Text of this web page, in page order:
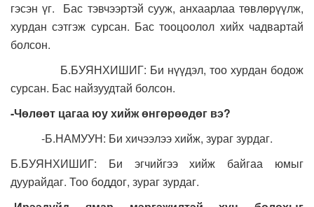
гэсэн үг. Бас тэвчээртэй сууж, анхаарлаа төвлөрүүлж,
хурдан сэтгэж сурсан. Бас тооцоолол хийх чадвартай
болсон.
Б.БУЯНХИШИГ: Би нүүдэл, тоо хурдан бодож
сурсан. Бас найзуудтай болсон.
-Чөлөөт цагаа юу хийж өнгөрөөдөг вэ?
-Б.НАМУУН: Би хичээлээ хийж, зураг зурдаг.
Б.БУЯНХИШИГ: Би эгчийгээ хийж байгаа юмыг
дуурайдаг. Тоо боддог, зураг зурдаг.